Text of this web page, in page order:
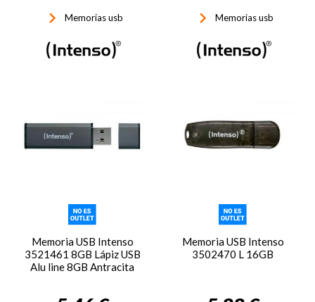
keyboard_arrow_right Memorias usb keyboard_arrow_right Memorias usb
Memoria USB Intenso
3521461 8GB Lápiz USB
Alu line 8GB Antracita
Memoria USB Intenso
3502470 L 16GB